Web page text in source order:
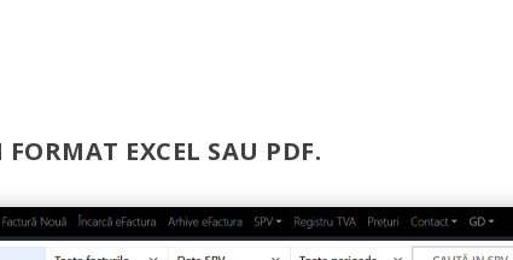
EXCEL SAU PDF.